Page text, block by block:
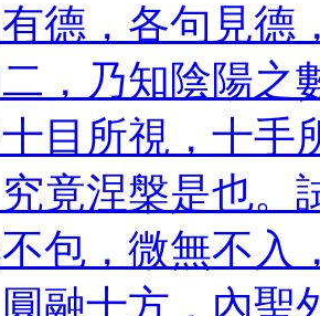
德，各句見德
，乃知陰陽之
目所視，十手
竟涅槃是也。
包，微無不入
融十方，內聖